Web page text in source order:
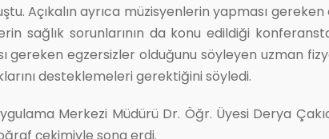
Açıkalın ayrıca müzisyenlerin yapması
sağlık sorunlarının da konu edildiği
gereken egzersizler olduğunu söyleyen uzman
desteklemeleri gerektiğini söyledi.
Merkezi Müdürü Dr. Öğr. Üyesi Derya
çekimiyle sona erdi.